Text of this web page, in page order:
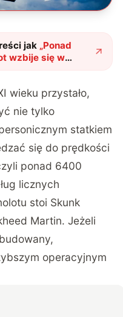
jak „Ponad
wzbije się w
roku"?
wieku przystało,
nie tylko
statkiem
się do prędkości
ponad 6400
licznych
stoi Skunk
Martin. Jeżeli
operacyjnym